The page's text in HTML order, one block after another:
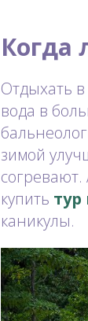
Когда
Отдыхать
вода в
зимой
купить
каникулы.